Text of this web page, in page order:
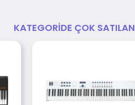
KATEGORIDE ÇOK SATILAN